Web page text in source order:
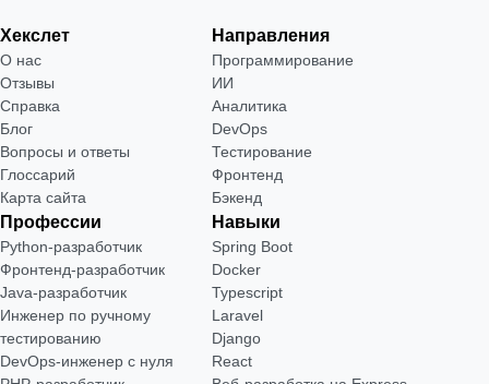
Хекслет
О нас
Отзывы
Справка
Блог
Вопросы и ответы
Глоссарий
Карта сайта
Направления
Программирование
ИИ
Аналитика
DevOps
Тестирование
Фронтенд
Бэкенд
Профессии
Python-разработчик
Фронтенд-разработчик
Java-разработчик
Инженер по ручному
тестированию
DevOps-инженер с нуля
Навыки
Spring Boot
Docker
Typescript
Laravel
Django
React